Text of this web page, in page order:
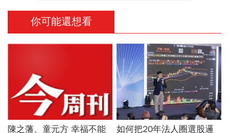
你可能還想看
陳之藩、童元方 幸福不能
如何把20年法人圈選股邏